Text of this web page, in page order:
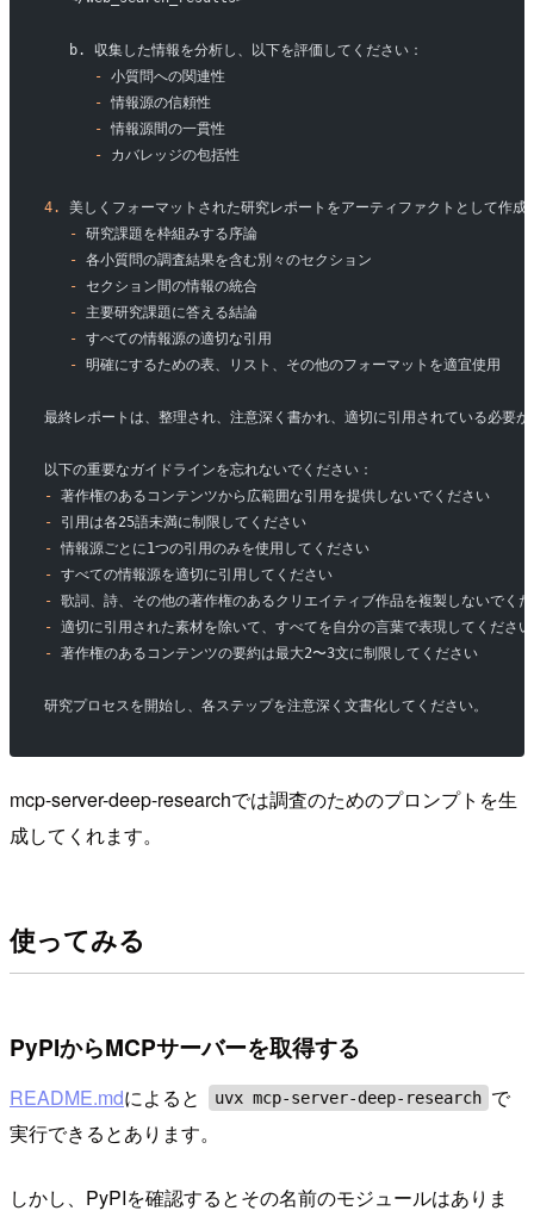
   b. 収集した情報を分析し、以下を評価してください：
      -
小質問への関連性
      -
情報源の信頼性
      -
情報源間の一貫性
      -
カバレッジの包括性
4.
美しくフォーマットされた研究レポートをアーティファクトとして作
   -
研究課題を枠組みする序論
   -
各小質問の調査結果を含む別々のセクション
   -
セクション間の情報の統合
   -
主要研究課題に答える結論
   -
すべての情報源の適切な引用
   -
明確にするための表、リスト、その他のフォーマットを適宜使用
最終レポートは、整理され、注意深く書かれ、適切に引用されている必要
以下の重要なガイドラインを忘れないでください：
- 著作権のあるコンテンツから広範囲な引用を提供しないでください
- 引用は各25語未満に制限してください
- 情報源ごとに1つの引用のみを使用してください
- すべての情報源を適切に引用してください
- 歌詞、詩、その他の著作権のあるクリエイティブ作品を複製しないでく
- 適切に引用された素材を除いて、すべてを自分の言葉で表現してください
- 著作権のあるコンテンツの要約は最大2〜3文に制限してください
研究プロセスを開始し、各ステップを注意深く文書化してください。
mcp-server-deep-researchでは調査のためのプロンプトを生
成してくれます。
使ってみる
PyPIからMCPサーバーを取得する
README.mdによると uvx mcp-server-deep-research で
実行できるとあります。
しかし、PyPIを確認するとその名前のモジュールはありま